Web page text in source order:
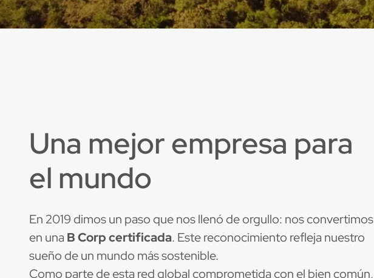
Una mejor empresa para
el mundo
En 2019 dimos un paso que nos llenó de orgullo: nos convertimos
en una B Corp certificada. Este reconocimiento refleja nuestro
sueño de un mundo más sostenible.
Como parte de esta red global comprometida con el bien común,